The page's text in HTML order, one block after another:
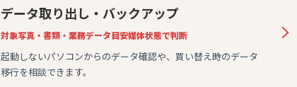
データ取り出し・バックアップ
起動しないパソコンからのデータ確認や、買い替え時のデータ
移行を相談できます。
対象写真・書類・業務データ目安媒体状態で判断